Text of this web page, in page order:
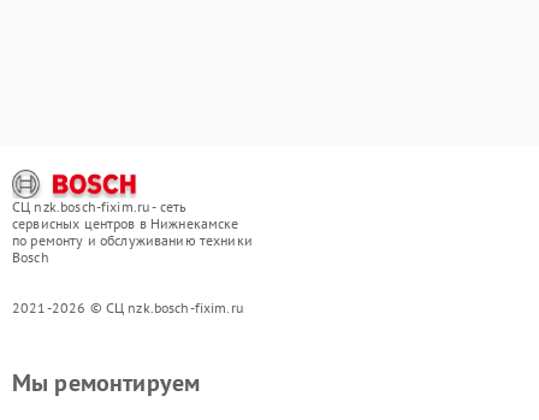
СЦ nzk.bosch-fixim.ru - сеть
сервисных центров в Нижнекамске
по ремонту и обслуживанию техники
Bosch
2021-2026 © СЦ nzk.bosch-fixim.ru
Мы ремонтируем